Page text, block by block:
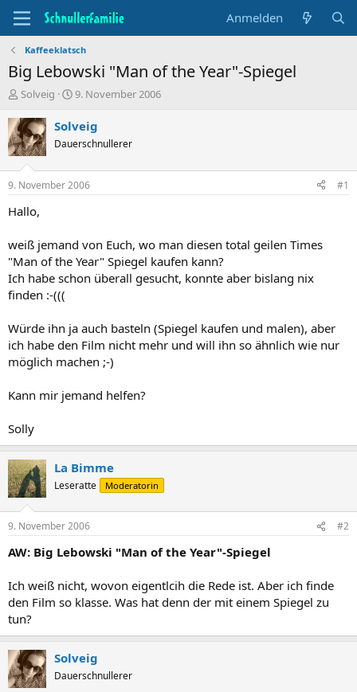
Anmelden
Kaffeeklatsch
Big Lebowski "Man of the Year"-Spiegel
T
e
m
e
n
s
t
a
e
r
Solveig
B
g
n
d
a
9. November 2006
Solveig
Dauerschnullerer
9. November 2006 #1
Hallo,
weiß jemand von Euch, wo man diesen total geilen Times
"Man of the Year" Spiegel kaufen kann?
Ich habe schon überall gesucht, konnte aber bislang nix
finden :-(((
Würde ihn ja auch basteln (Spiegel kaufen und malen), aber
ich habe den Film nicht mehr und will ihn so ähnlich wie nur
möglich machen ;-)
Kann mir jemand helfen?
Solly
La Bimme
Leseratte Moderatorin
9. November 2006 #2
AW: Big Lebowski "Man of the Year"-Spiegel
Ich weiß nicht, wovon eigentlcih die Rede ist. Aber ich finde
den Film so klasse. Was hat denn der mit einem Spiegel zu
tun?
Solveig
Dauerschnullerer